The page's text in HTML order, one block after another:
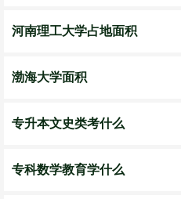
河南理工大学占地面积
渤海大学面积
专升本文史类考什么
专科数学教育学什么